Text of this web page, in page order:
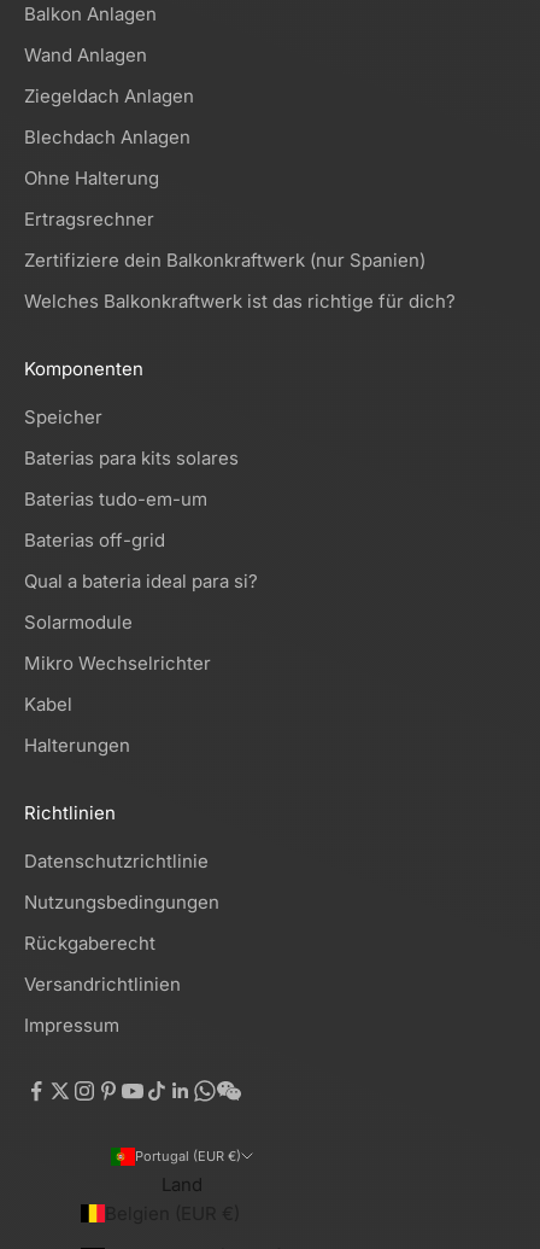
Balkon Anlagen
Wand Anlagen
Ziegeldach Anlagen
Blechdach Anlagen
Ohne Halterung
Ertragsrechner
Zertifiziere dein Balkonkraftwerk (nur Spanien)
Welches Balkonkraftwerk ist das richtige für dich?
Komponenten
Speicher
Baterias para kits solares
Baterias tudo-em-um
Baterias off-grid
Qual a bateria ideal para si?
Solarmodule
Mikro Wechselrichter
Kabel
Halterungen
Richtlinien
Datenschutzrichtlinie
Nutzungsbedingungen
Rückgaberecht
Versandrichtlinien
Impressum
Portugal (EUR €)
Land